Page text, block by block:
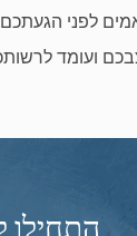
לפני
ועומד
התחילו